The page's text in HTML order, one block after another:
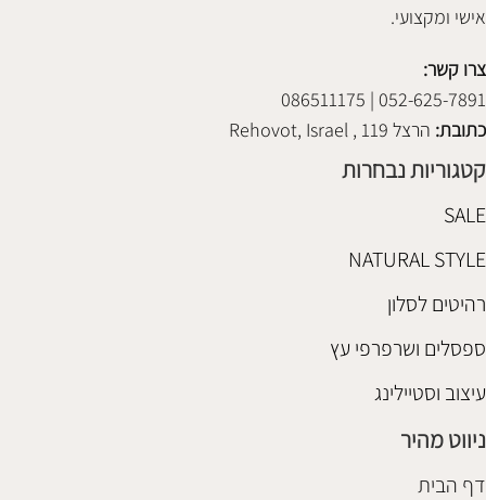
אישי ומקצועי.
צרו קשר:
052-625-7891 | 086511175
כתובת: הרצל 119 , Rehovot, Israel
קטגוריות נבחרות
SALE
NATURAL STYLE
רהיטים לסלון
ספסלים ושרפרפי עץ
עיצוב וסטיילינג
ניווט מהיר
דף הבית